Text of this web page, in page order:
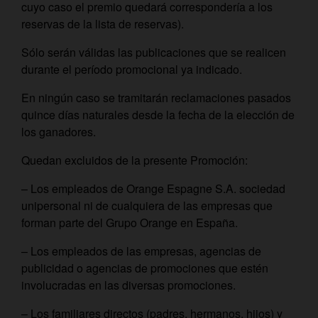
cuyo caso el premio quedará correspondería a los
reservas de la lista de reservas).
Sólo serán válidas las publicaciones que se realicen
durante el período promocional ya indicado.
En ningún caso se tramitarán reclamaciones pasados
quince días naturales desde la fecha de la elección de
los ganadores.
Quedan excluidos de la presente Promoción:
– Los empleados de Orange Espagne S.A. sociedad
unipersonal ni de cualquiera de las empresas que
forman parte del Grupo Orange en España.
– Los empleados de las empresas, agencias de
publicidad o agencias de promociones que estén
involucradas en las diversas promociones.
– Los familiares directos (padres, hermanos, hijos) y